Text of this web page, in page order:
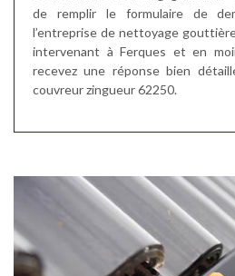
de remplir le formulaire de
l’entreprise de nettoyage
intervenant à Ferques et en
recevez une réponse bien
couvreur zingueur 62250.